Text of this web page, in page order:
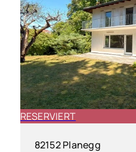
RESERVIERT
82152 Planegg